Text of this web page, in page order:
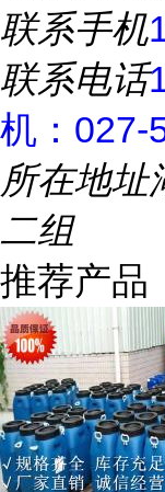
联系手机
联系电话
机：027-
所在地址
二组
推荐产品